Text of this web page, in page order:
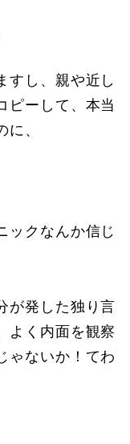
すし、親や近し
ピーして、本当
、
ックなんか信じ
が発した独り言
よく内面を観察
ゃないか！てわ